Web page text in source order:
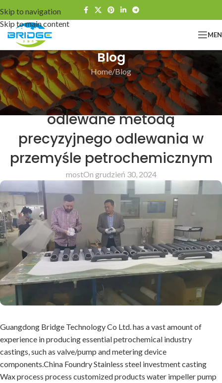
Skip to navigation
Skip to main content
Blog
Home Blog
BLOG
Odlewy mostowe, części
odlewane metodą
precyzyjnego odlewania w
przemyśle petrochemicznym
mostOn grudzień 30, 2024
Guangdong Bridge Technology Co Ltd. has a vast amount of
experience in producing essential petrochemical industry
castings, such as valve/pump and metering device
components.China Foundry Stainless steel investment casting
Wax process process customized products water impeller pump